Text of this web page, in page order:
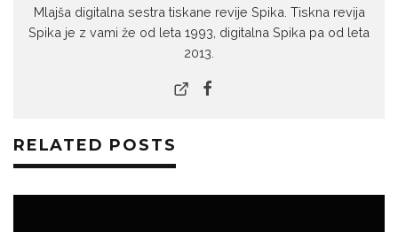
Mlajša digitalna sestra tiskane revije Spika. Tiskna revija
Spika je z vami že od leta 1993, digitalna Spika pa od leta
2013.
RELATED POSTS